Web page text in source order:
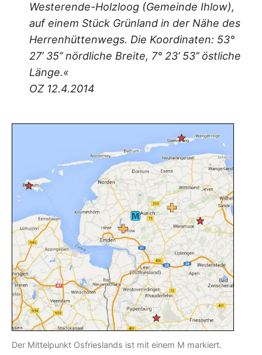
Westerende-Holzloog (Gemeinde Ihlow),
auf einem Stück Grünland in der Nähe des
Herrenhüttenwegs. Die Koordinaten: 53°
27’ 35’’ nördliche Breite, 7° 23’ 53’’ östliche
Länge.«
OZ 12.4.2014
Der Mittelpunkt Osfrieslands ist mit einem M markiert.